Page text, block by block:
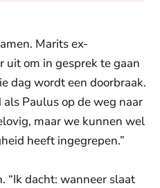
Marits ex-
uit om in gesprek te gaan
dag wordt een doorbraak.
Paulus op de weg naar
maar we kunnen wel
heeft ingegrepen.”
“Ik dacht: wanneer slaat